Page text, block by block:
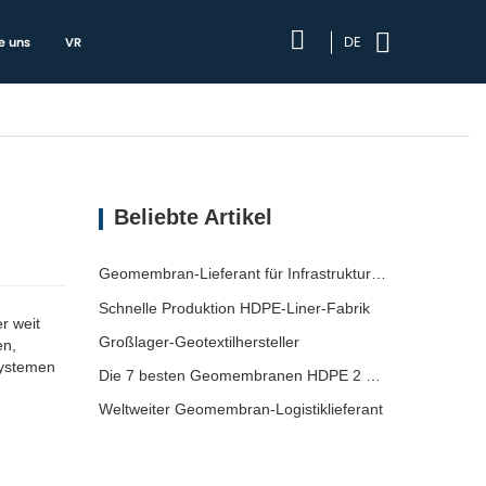
uns VR DE
weit
Beliebte Artikel
Geomembran-Lieferant für Infrastrukturentwickler
Schnelle Produktion HDPE-Liner-Fabrik
Großlager-Geotextilhersteller
Weltweiter Geomembran-Logistiklieferant